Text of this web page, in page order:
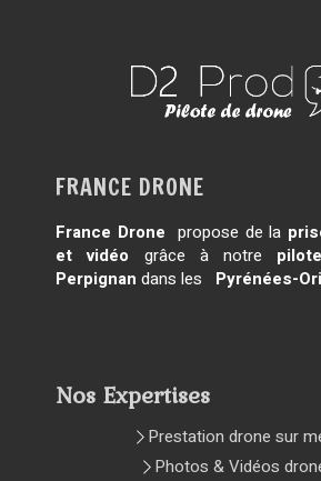
FRANCE DRONE
France Drone propose de la
et vidéo grâce à notre
Perpignan dans les Pyrénées-
Nos Expertises
Prestation drone sur
Photos & Vidéos